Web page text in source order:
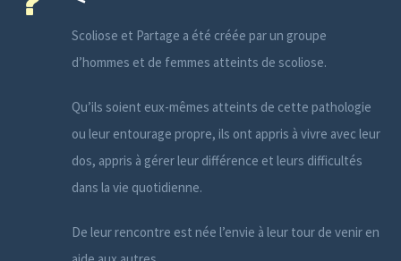
Scoliose et Partage a été créée par un groupe
d’hommes et de femmes atteints de scoliose.
Qu’ils soient eux-mêmes atteints de cette pathologie
ou leur entourage propre, ils ont appris à vivre avec leur
dos, appris à gérer leur différence et leurs difficultés
dans la vie quotidienne.
De leur rencontre est née l’envie à leur tour de venir en